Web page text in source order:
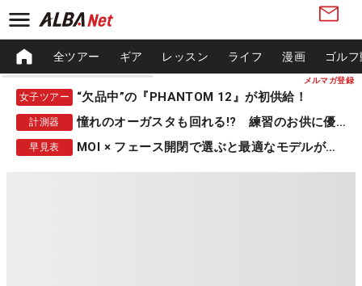
メルマガ登録
全ツアー ギア レッスン ライフ 漫画 ゴル
女子ツアー “欠品中”の『PHANTOM 12』が初供給！
計測器 憧れのオーガスタも回れる!? 練習のお供に優秀な一品
早見表 MOI × フェース開閉で選ぶと最適なモデルが見つかる